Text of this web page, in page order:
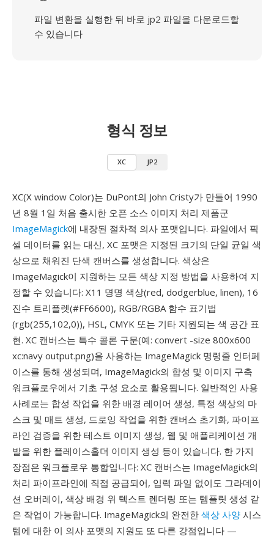
파일 변환을 실행한 뒤 바로 jp2 파일을 다운로드할
수 있습니다
형식 정보
XC JP2
XC(X window Color)는 DuPont의 John Cristy가 만들어 1990
년 8월 1일 처음 출시한 오픈 소스 이미지 처리 제품군
ImageMagick에 내장된 절차적 의사 포맷입니다. 파일에서 픽
셀 데이터를 읽는 대신, XC 포맷은 지정된 크기의 단일 균일 색
상으로 채워진 단색 캔버스를 생성합니다. 색상은
ImageMagick이 지원하는 모든 색상 지정 방법을 사용하여 지
정할 수 있습니다: X11 명명 색상(red, dodgerblue, linen), 16
진수 트리플렛(#FF6600), RGB/RGBA 함수 표기법
(rgb(255,102,0)), HSL, CMYK 또는 기타 지원되는 색 공간 표
현. XC 캔버스는 특수 콜론 구문(예: convert -size 800x600
xc:navy output.png)을 사용하는 ImageMagick 명령줄 인터페
이스를 통해 생성되며, ImageMagick의 합성 및 이미지 구축
워크플로우에서 기초 구성 요소로 활용됩니다. 일반적인 사용
사례로는 합성 작업을 위한 배경 레이어 생성, 특정 색상의 마
스크 및 매트 생성, 드로잉 작업을 위한 캔버스 초기화, 파이프
라인 검증을 위한 테스트 이미지 생성, 웹 및 애플리케이션 개
발을 위한 플레이스홀더 이미지 생성 등이 있습니다. 한 가지
장점은 워크플로우 통합입니다: XC 캔버스는 ImageMagick의
처리 파이프라인에 직접 공급되어, 입력 파일 없이도 그라데이
션 오버레이, 색상 배경 위 텍스트 렌더링 또는 템플릿 생성 같
은 작업이 가능합니다. ImageMagick의 완전한 색상 사양 시스
템에 대한 이 의사 포맷의 지원도 또 다른 강점입니다 —